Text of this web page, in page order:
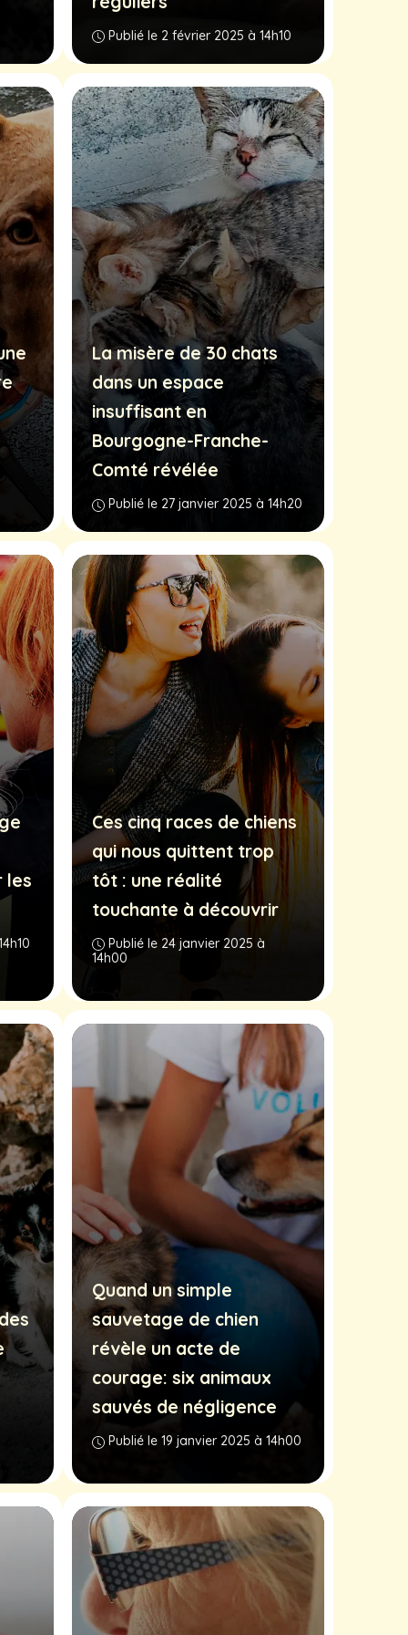
Publié le 2 février 2025 à 14h10
La misère de 30 chats
dans un espace
insuffisant en
Bourgogne-Franche-
Comté révélée
Publié le 27 janvier 2025 à 14h20
les
Ces cinq races de chiens
qui nous quittent trop
tôt : une réalité
touchante à découvrir
Publié le 24 janvier 2025 à
14h00
Quand un simple
sauvetage de chien
révèle un acte de
courage: six animaux
sauvés de négligence
Publié le 19 janvier 2025 à 14h00